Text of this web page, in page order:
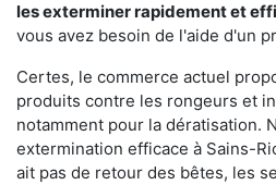
les exterminer rapidement et
vous avez besoin de l'aide d'un
Certes, le commerce actuel
produits contre les rongeurs et
notamment pour la dératisation.
extermination efficace à Sains-
ait pas de retour des bêtes, les